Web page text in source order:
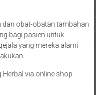
obat-obatan tambahan
bagi pasien untuk
yang mereka alami
Herbal via online shop